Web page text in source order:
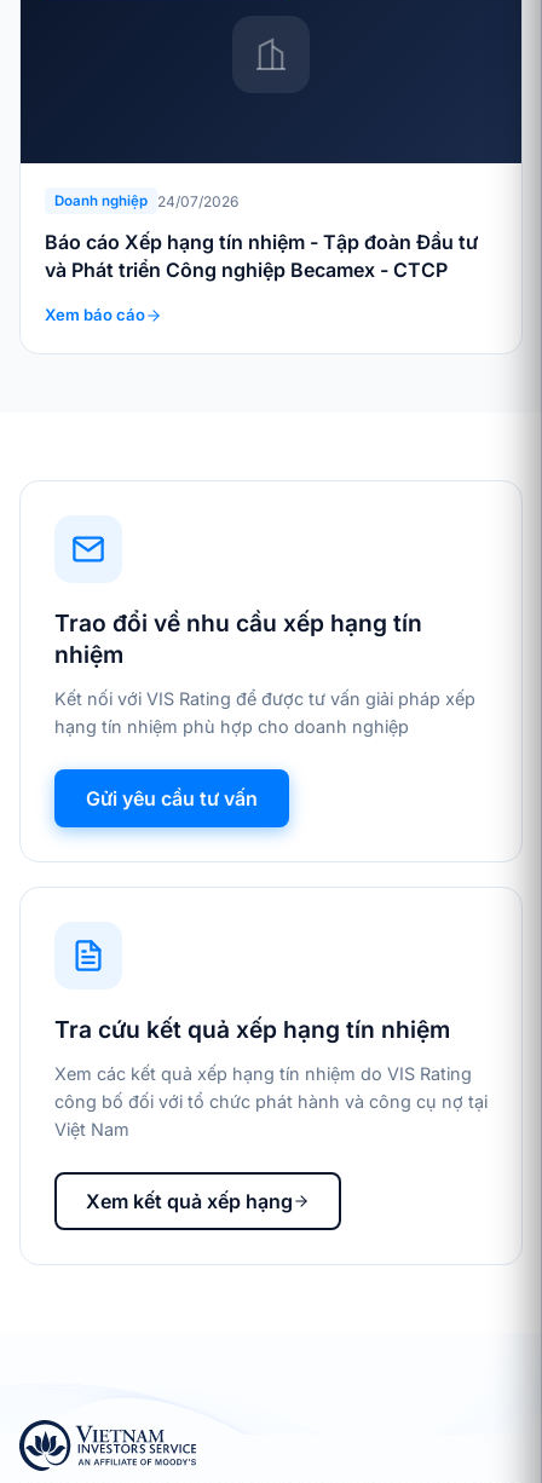
Doanh nghiệp 24/07/2026
Báo cáo Xếp hạng tín nhiệm - Tập đoàn Đầu tư
và Phát triển Công nghiệp Becamex - CTCP
Xem báo cáo
Trao đổi về nhu cầu xếp hạng tín
nhiệm
Kết nối với VIS Rating để được tư vấn giải pháp xếp
hạng tín nhiệm phù hợp cho doanh nghiệp
Gửi yêu cầu tư vấn
Tra cứu kết quả xếp hạng tín nhiệm
Xem các kết quả xếp hạng tín nhiệm do VIS Rating
công bố đối với tổ chức phát hành và công cụ nợ tại
Việt Nam
Xem kết quả xếp hạng